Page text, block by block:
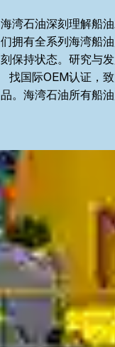
海湾石油深刻理解船
们拥有全系列海湾船
刻保持状态。研究与
找国际OEM认证，
品。海湾石油所有船